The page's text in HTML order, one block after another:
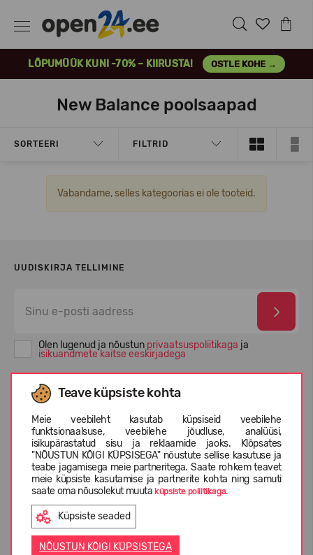
LÕPUMÜÜK KUNI -70% – KIIRUSTA! OSTLE KOHE →
Teave küpsiste kohta
Meie veebileht kasutab küpsiseid veebilehe
funktsionaalsuse, veebilehe jõudluse, analüüsi,
isikupärastatud sisu ja reklaamide jaoks. Klõpsates
"NÕUSTUN KÕIGI KÜPSISEGA" nõustute sellise kasutuse ja
teabe jagamisega meie partneritega. Saate rohkem teavet
meie küpsiste kasutamise ja partnerite kohta ning samuti
saate oma nõusolekut muutaküpsiste poliitikaga.
Küpsiste seaded
NÕUSTUN KÕIGI KÜPSISTEGA
New Balance poolsaapad
SORTEERI FILTRID
Vabandame, selles kategoorias ei ole tooteid.
UUDISKIRJA TELLIMINE
Olen lugenud ja nõustun privaatsuspoliitikaga ja
isikuandmete kaitse eeskirjadega